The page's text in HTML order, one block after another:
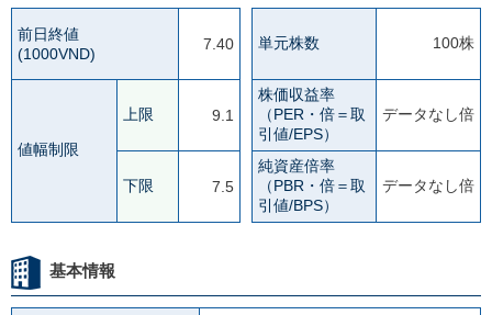
前日終値
(1000VND)
7.40
値幅制限
上限 9.1
下限 7.5
単元株数 100株
株価収益率
（PER・倍＝取
引値/EPS）
データなし倍
純資産倍率
（PBR・倍＝取
引値/BPS）
データなし倍
基本情報